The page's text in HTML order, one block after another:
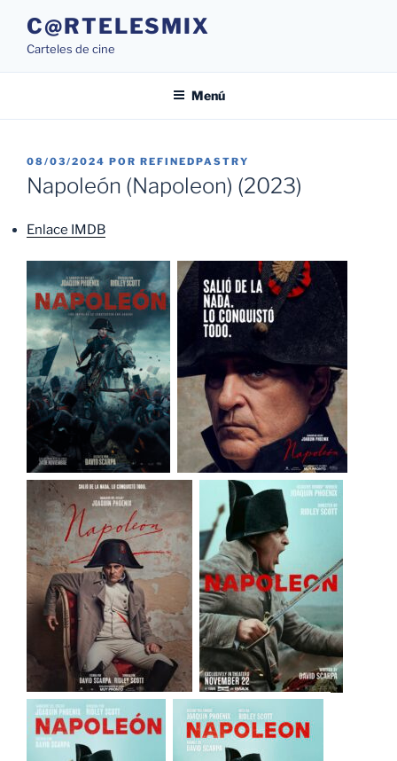
contenido
C@RTELESMIX
Carteles de cine
Menú
PUBLICADO
EL
08/03/2024 POR REFINEDPASTRY
Napoleón (Napoleon) (2023)
Enlace IMDB